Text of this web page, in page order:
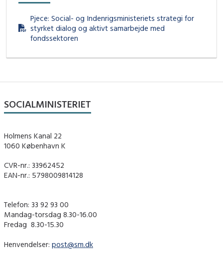
Pjece: Social- og Indenrigsministeriets strategi for
styrket dialog og aktivt samarbejde med
fondssektoren
SOCIALMINISTERIET
Holmens Kanal 22
1060 København K
CVR-nr.: 33962452
EAN-nr.: 5798009814128
Telefon: 33 92 93 00
Mandag-torsdag 8.30-16.00
Fredag ​ 8.30-15.30
Henvendelser: post@sm.dk